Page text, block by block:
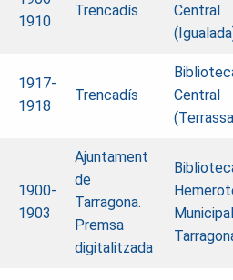
1910
Trencadís
Central
1917-
1918
Trencadís
Central
1900-
1903
Ajuntament
de
Tarragona.
Premsa
digitalitzada